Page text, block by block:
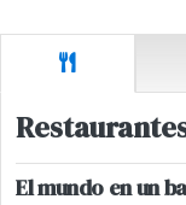
El mundo en un